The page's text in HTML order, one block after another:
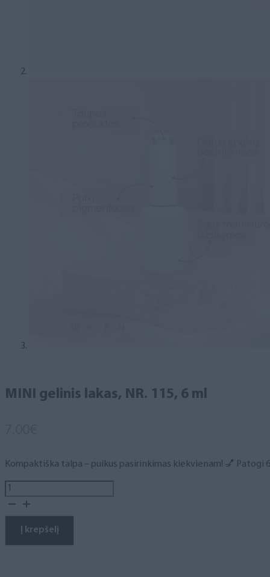
MINI gelinis lakas, NR. 115, 6 ml
Kompaktiška talpa – puikus pasirinkimas kiekvienam! 💅
produkto
kiekis:
gelinis
lakas,
Į krepšelį